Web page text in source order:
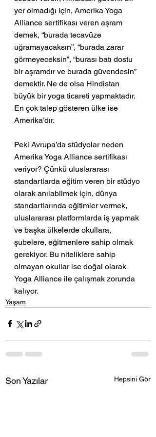
yer olmadığı için, Amerika Yoga
Alliance sertifikası veren aşram
demek, “burada tecavüze
uğramayacaksın”, “burada zarar
görmeyeceksin”, “burası batı dostu
bir aşramdır ve burada güvendesin”
demektir. Ne de olsa Hindistan
büyük bir yoga ticareti yapmaktadır.
En çok talep gösteren ülke ise
Amerika’dır.
Peki Avrupa’da stüdyolar neden
Amerika Yoga Alliance sertifikası
veriyor? Çünkü uluslararası
standartlarda eğitim veren bir stüdyo
olarak anılabilmek için, dünya
standartlarında eğitimler vermek,
uluslararası platformlarda iş yapmak
ve başka ülkelerde okullara,
şubelere, eğitmenlere sahip olmak
gerekiyor. Bu niteliklere sahip
olmayan okullar ise doğal olarak
Yoga Alliance ile çalışmak zorunda
kalıyor.
Yaşam
Son Yazılar Hepsini Gör